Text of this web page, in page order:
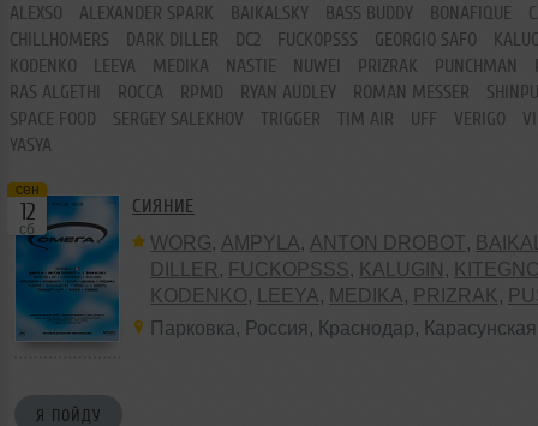
ALEXSO
ALEXANDER SPARK BAIKALSKY BASS BUDDY BONAFIQUE
CHILLHOMERS
DARK DILLER DC2 FUCKOPSSS GEORGIO SAFO
KODENKO
LEEYA MEDIKA NASTIE NUWEI PRIZRAK PUNCHMAN
RAS ALGETHI
ROCCA RPMD RYAN AUDLEY ROMAN MESSER
SHINPU
SPACE FOOD
SERGEY SALEKHOV TRIGGER TIM AIR UFF VERIGO
YASYA
сен
12
сб
Я ПОЙДУ
СИЯНИЕ
WORG, AMPYLA, ANTON DROBOT,
DILLER , FUCKOPSSS, KALUGIN ,
KODENKO, LEEYA, MEDIKA, PRIZRAK ,
ALGETHI
RPMD, SHINPU ,TRIGGER , UFF,
Парковка, Россия , Краснодар, Карасунская